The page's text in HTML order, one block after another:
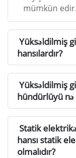
mümkün edir.
Yüksəldilmiş
hansılardır?
Yüksəldilmiş
hündürlüyü nə
Statik
hansı statik
olmalıdır?